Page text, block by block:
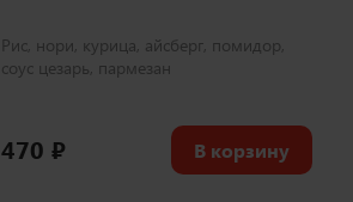
Рис, нори, курица, айсберг, помидор,
соус цезарь, пармезан
470₽ В корзину